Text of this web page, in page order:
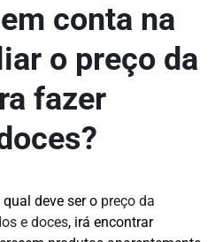
conta na
o preço da
fazer
deve ser o preço da
e doces, irá encontrar